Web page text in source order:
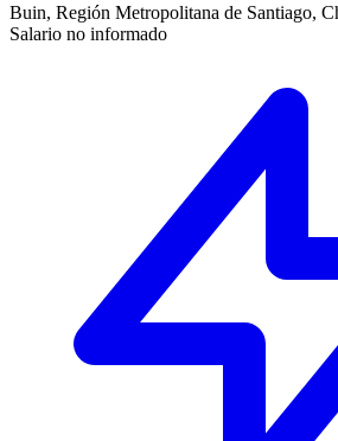
Buin, Región Metropolitana de Santiago,
Salario no informado